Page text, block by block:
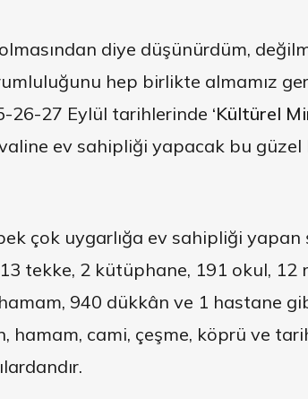
diye düşünürdüm,
hep birlikte almamız
26-27 Eylül tarihlerinde ‘Kültürel
ev sahipliği yapacak bu
çok uygarlığa ev sahipliği yapan
tekke, 2 kütüphane, 191 okul, 12
940 dükkân ve 1 hastane
hamam, cami, çeşme, köprü ve